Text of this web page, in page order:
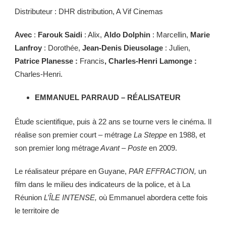
Distributeur : DHR distribution, A Vif Cinemas
Avec : Farouk Saidi : Alix, Aldo Dolphin : Marcellin, Marie
Lanfroy : Dorothée, Jean-Denis Dieusolage : Julien,
Patrice Planesse : Francis, Charles-Henri Lamonge :
Charles-Henri.
EMMANUEL PARRAUD – RÉALISATEUR
Étude scientifique, puis à 22 ans se tourne vers le cinéma. Il
réalise son premier court – métrage La Steppe en 1988, et
son premier long métrageAvant – Poste en 2009.
Le réalisateur prépare en Guyane, PAR EFFRACTION, un
film dans le milieu des indicateurs de la police, et à La
Réunion L’ÎLE INTENSE, où Emmanuel abordera cette fois
le territoire de